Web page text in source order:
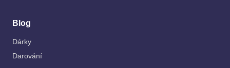
Blog
Dárky
Darování